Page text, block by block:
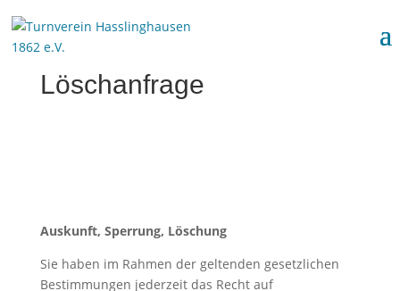
Löschanfrage
Auskunft, Sperrung, Löschung
Sie haben im Rahmen der geltenden gesetzlichen
Bestimmungen jederzeit das Recht auf